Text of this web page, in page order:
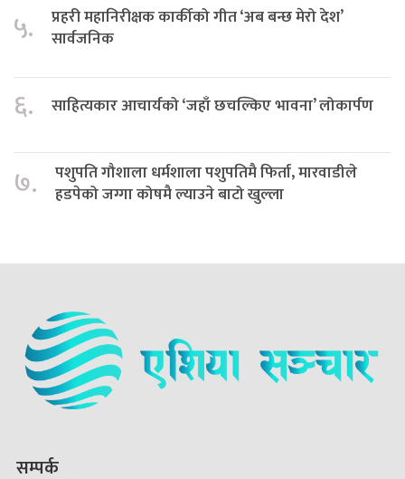
५.
प्रहरी महानिरीक्षक कार्कीको गीत ‘अब बन्छ मेरो देश’
सार्वजनिक
६. साहित्यकार आचार्यको ‘जहाँ छचल्किए भावना’ लोकार्पण
७.
पशुपति गौशाला धर्मशाला पशुपतिमै फिर्ता, मारवाडीले
हडपेको जग्गा कोषमै ल्याउने बाटो खुल्ला
सम्पर्क